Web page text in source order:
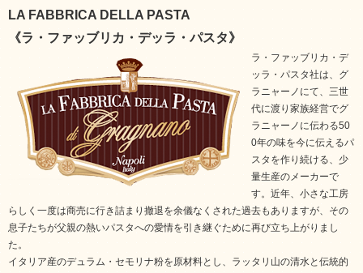
LA FABBRICA DELLA PASTA
《ラ・ファッブリカ・デッラ・パスタ》
ラ・ファッブリカ・デ
ッラ・パスタ社は、グ
ラニャーノにて、三世
代に渡り家族経営でグ
ラニャーノに伝わる50
0年の味を今に伝えるパ
スタを作り続ける、少
量生産のメーカーで
す。近年、小さな工房
らしく一度は商売に行き詰まり撤退を余儀なくされた過去もありますが、その
息子たちが父親の熱いパスタへの愛情を引き継ぐために再び立ち上がりまし
た。
イタリア産のデュラム・セモリナ粉を原材料とし、ラッタリ山の清水と伝統的